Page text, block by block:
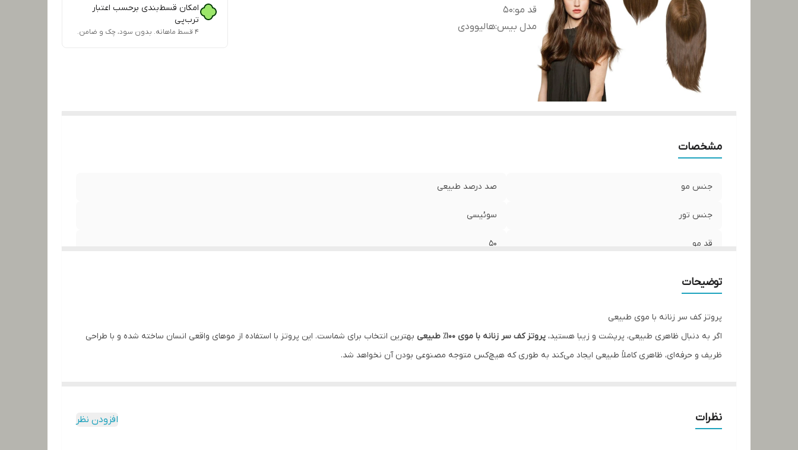
قد مو:
50
مدل بیس:هالیوودی
امکان قسط‌بندی برحسب اعتبار
ترب‌پی
۴ قسط ماهانه. بدون سود، چک و ضامن.
مشخصات
جنس مو صد درصد طبیعی
جنس تور سوئیسی
قد مو 50
توضیحات
پروتز کف سر زنانه با موی طبیعی
اگر به دنبال ظاهری طبیعی، پرپشت و زیبا هستید، پروتز کف سر زنانه با موی ۱۰۰٪ طبیعی
بهترین انتخاب برای شماست. این پروتز با استفاده از موهای واقعی انسان ساخته شده و با طراحی
ظریف و حرفه‌ای، ظاهری کاملاً طبیعی ایجاد می‌کند به طوری که هیچ‌کس متوجه مصنوعی بودن آن نخواهد شد.
موی ۱۰۰٪ طبیعی انسان
طراحی ظریف با ظاهر کاملاً واقعی
نظرات افزودن نظر